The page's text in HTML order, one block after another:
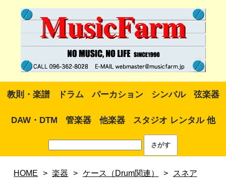
教則・楽譜 ドラム パーカション シンバル 弦楽器
DAW・DTM 管楽器 他楽器 スタジオ レンタル 他
HOME > 楽器 > ケース（Drum関連） > スネア